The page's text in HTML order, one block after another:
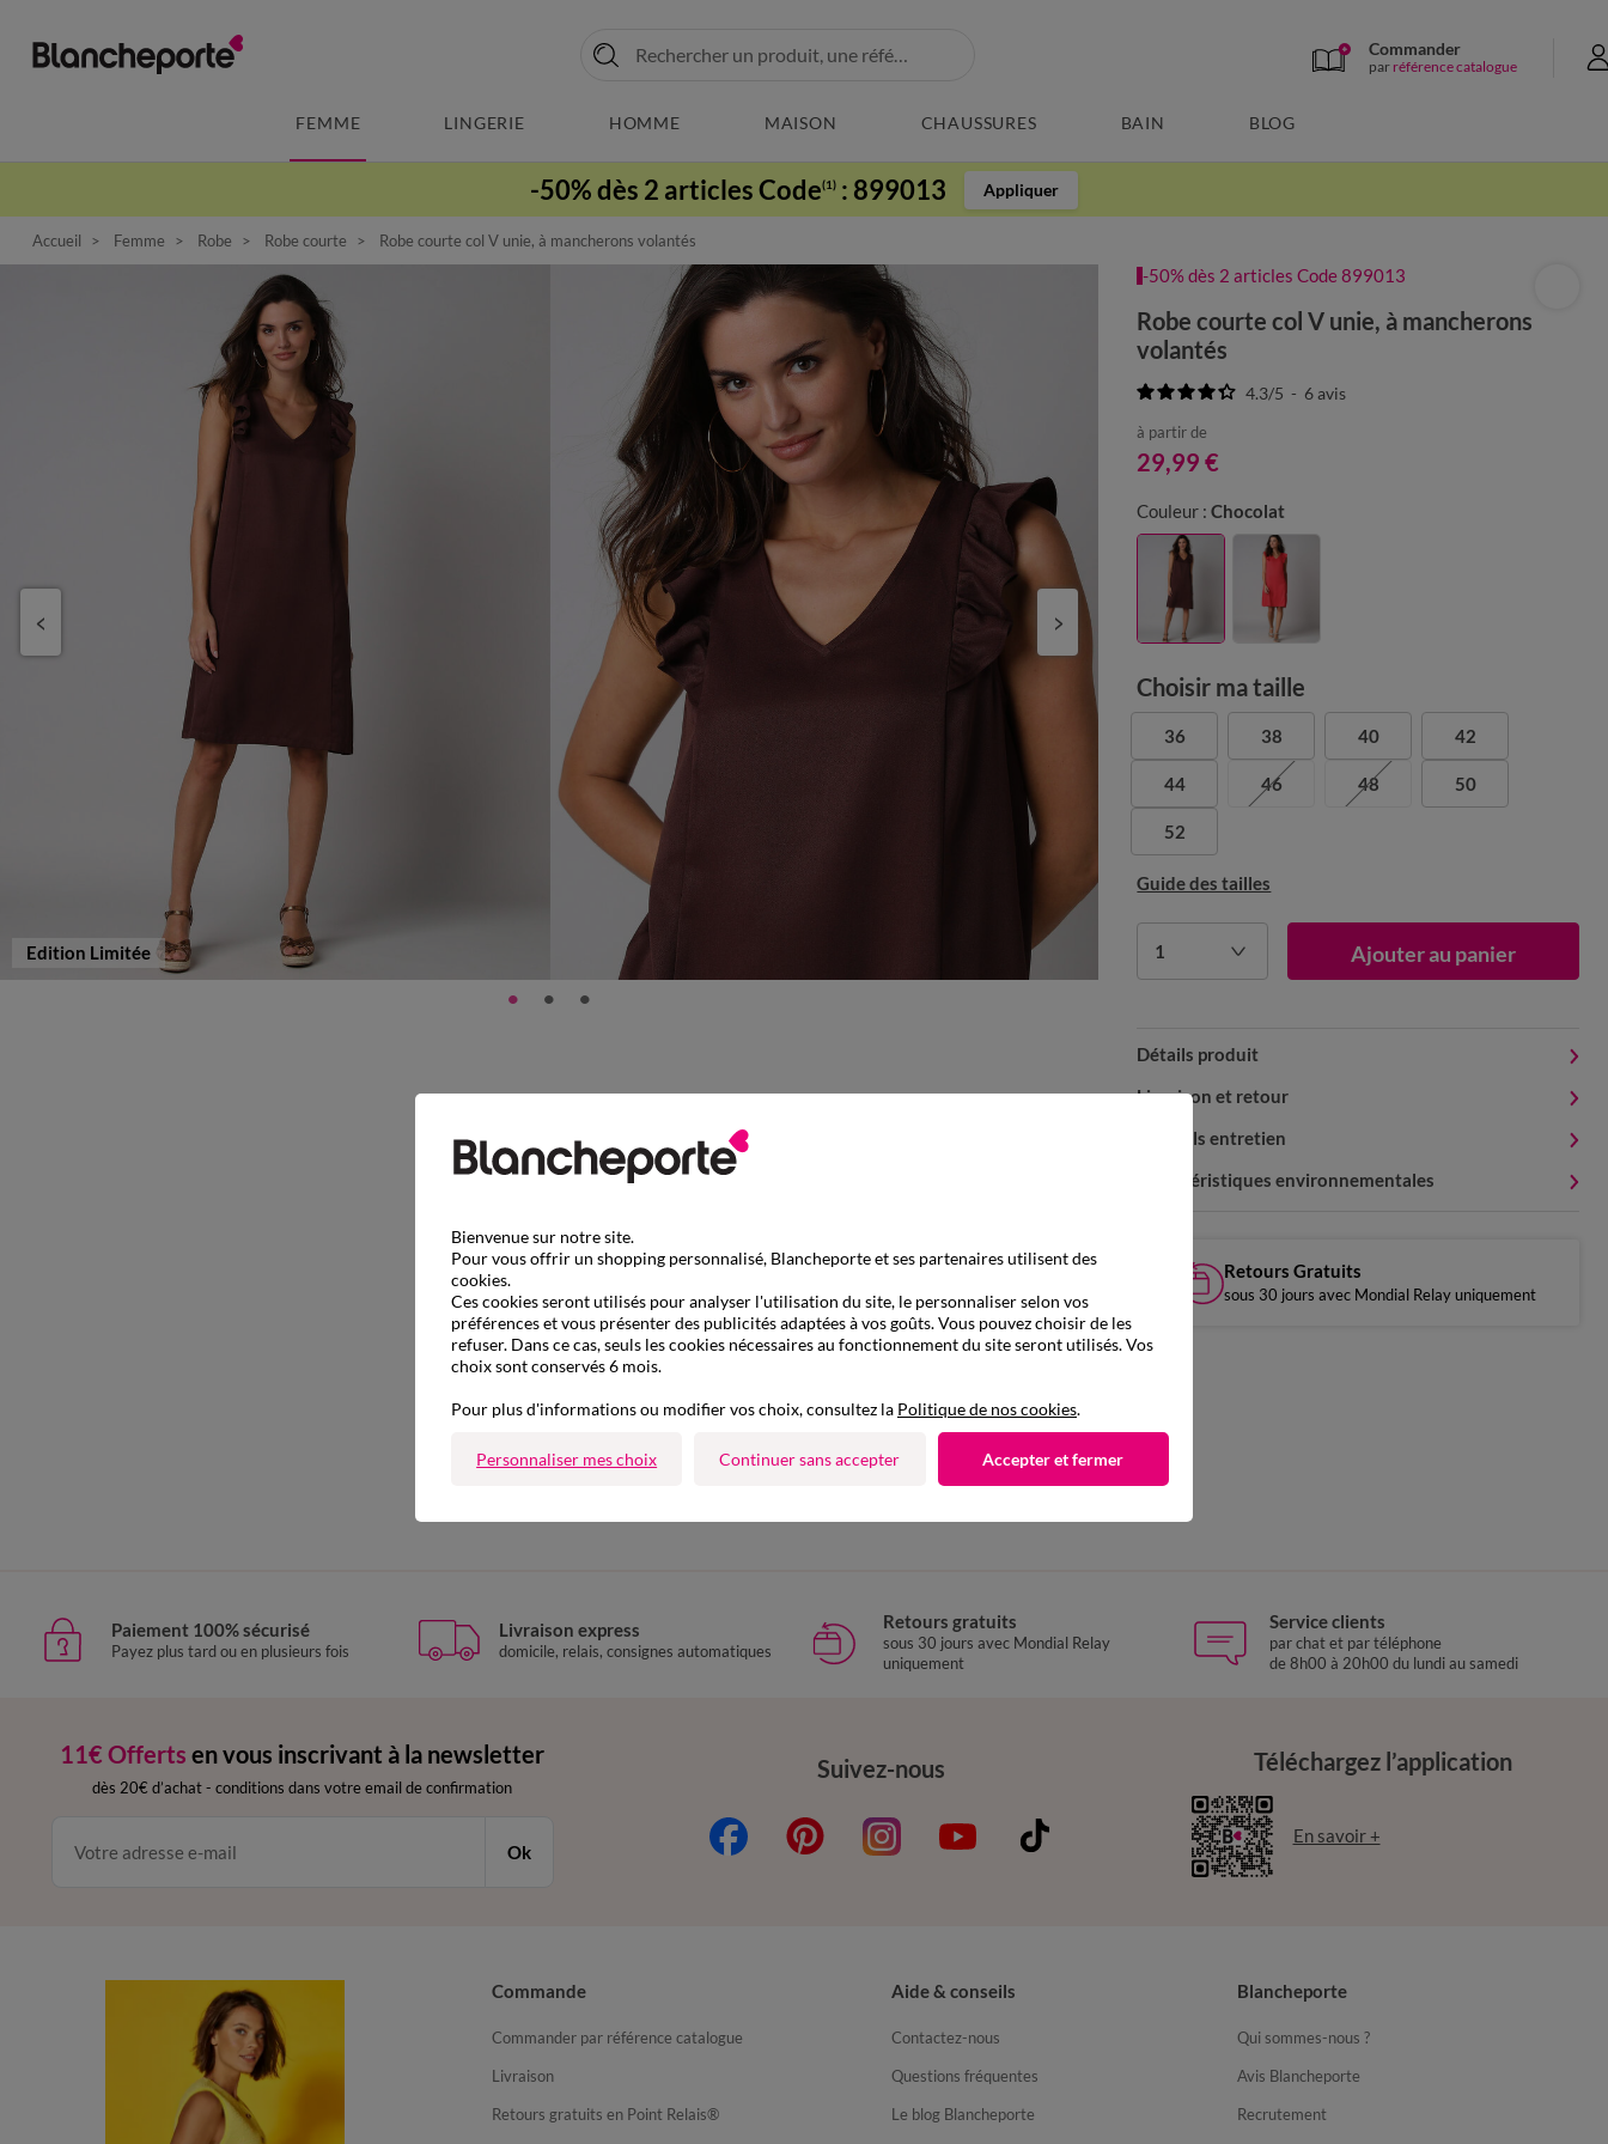
Commander
par référence catalogue
FEMME LINGERIE HOMME MAISON CHAUSSURES BAIN BLOG
-50% dès 2 articles Code(1) : 899013 Appliquer
Accueil Femme Robe Robe courte Robe courte col V unie, à mancherons volantés
Edition Limitée
-50% dès 2 articles Code 899013
Robe courte col V unie, à mancherons
volantés
4.3/5 - 6avis
à partir de
29,99 €
Couleur : Chocolat
Choisir ma taille
36 38 40 42
44 46 48 50
52
Guide des tailles
1 Ajouter au panier
Détails produit
Livraison et retour
Conseils entretien
Caractéristiques environnementales
Retours Gratuits
sous 30 jours avec Mondial Relay uniquement
D'autres idées de Robe courte
Paiement 100% sécurisé
Payez plus tard ou en plusieurs fois
Livraison express
domicile, relais, consignes automatiques
Retours gratuits
sous 30 jours avec Mondial Relay
uniquement
Service clients
par chat et par téléphone
de 8h00 à 20h00 du lundi au samedi
11€ Offerts en vous inscrivant à la newsletter
dès 20€ d’achat - conditions dans votre email de confirmation
Ok
Suivez-nous Téléchargez l’application
En savoir +
Commande
Commander par référence catalogue
Livraison
Retours gratuits en Point Relais®
Aide & conseils
Contactez-nous
Questions fréquentes
Le blog Blancheporte
Blancheporte
Qui sommes-nous ?
Avis Blancheporte
Recrutement
Bienvenue sur notre site.
Pour vous offrir un shopping personnalisé, Blancheporte et ses partenaires utilisent des
cookies.
Ces cookies seront utilisés pour analyser l'utilisation du site, le personnaliser selon vos
préférences et vous présenter des publicités adaptées à vos goûts. Vous pouvez choisir de les
refuser. Dans ce cas, seuls les cookies nécessaires au fonctionnement du site seront utilisés. Vos
choix sont conservés 6 mois.
Pour plus d'informations ou modifier vos choix, consultez la Politique de nos cookies.
Personnaliser mes choix Continuer sans accepter Accepter et fermer